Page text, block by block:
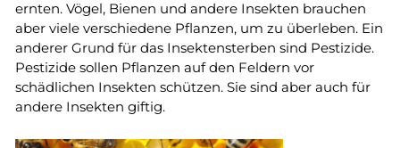
ernten. Vögel, Bienen und andere Insekten brauchen
aber viele verschiedene Pflanzen, um zu überleben. Ein
anderer Grund für das Insektensterben sind Pestizide.
Pestizide sollen Pflanzen auf den Feldern vor
schädlichen Insekten schützen. Sie sind aber auch für
andere Insekten giftig.